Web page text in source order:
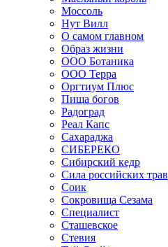
Моссоль
Нут Вилл
О самом главном
Образ жизни
ООО Ботаника
ООО Терра
Оргтиум Плюс
Пища богов
Радоград
Реал Капс
Сахараджа
СИБЕРЕКО
Сибирский кедр
Сила российских трав
Соик
Сокровища Сезама
Специалист
Сташевское
Стевия